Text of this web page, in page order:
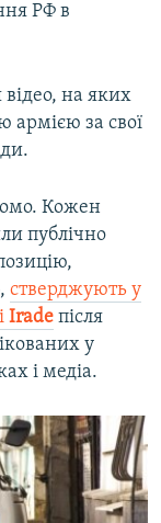
РФ в
на яких
армією за свої
Кожен
публічно
стверджують у
Irade після
у
і медіа.